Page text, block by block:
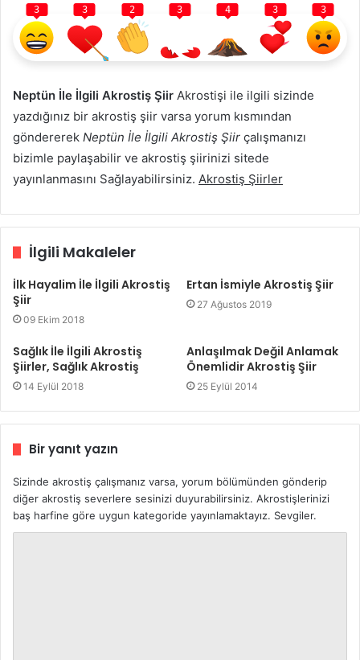
3 3 2 3 4 3 3
Neptün İle İlgili Akrostiş Şiir Akrostişi ile ilgili sizinde
yazdığınız bir akrostiş şiir varsa yorum kısmından
göndererek Neptün İle İlgili Akrostiş Şiir çalışmanızı
bizimle paylaşabilir ve akrostiş şiirinizi sitede
yayınlanmasını Sağlayabilirsiniz. Akrostiş Şiirler
İlgili Makaleler
İlk Hayalim İle İlgili Akrostiş
Şiir
09 Ekim 2018
Ertan İsmiyle Akrostiş Şiir
27 Ağustos 2019
Sağlık İle İlgili Akrostiş
Şiirler, Sağlık Akrostiş
14 Eylül 2018
Anlaşılmak Değil Anlamak
Önemlidir Akrostiş Şiir
25 Eylül 2014
Bir yanıt yazın
Sizinde akrostiş çalışmanız varsa, yorum bölümünden gönderip
diğer akrostiş severlere sesinizi duyurabilirsiniz. Akrostişlerinizi
baş harfine göre uygun kategoride yayınlamaktayız. Sevgiler.